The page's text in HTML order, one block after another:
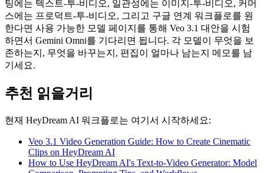
팅에는 텍스트-투-비디오, 일관성에는 이미지-투-비디오, 커머
스에는 프로덕트-투-비디오, 그리고 구글 연계 워크플로를 원
한다면 사용 가능한 모델 페이지를 통해 Veo 3.1 대안을 시험
하면서 Gemini Omni를 기다리면 됩니다. 각 모델이 무엇을 보
존하는지, 무엇을 바꾸는지, 편집이 얼마나 남는지 메모를 남
기세요.
추천 읽을거리
현재 HeyDream AI 워크플로는 여기서 시작하세요:
Veo 3.1 Video Generation Guide: How to Create Cinematic
Clips on HeyDream AI
How to Use HeyDream AI's Text-to-Video Generator: Model